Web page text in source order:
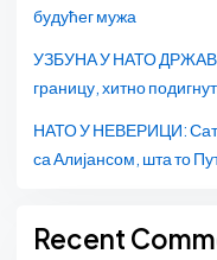
будућег мужа
УЗБУНА У НАТО
границу, хитно
НАТО У НЕВЕРИЦИ:
са Алијансом, шта то
Recent